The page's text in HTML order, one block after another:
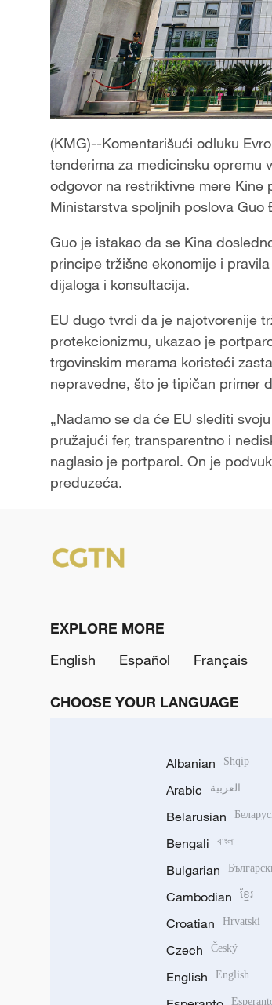
(KMG)--Komentarišući odluku
tenderima za medicinsku opremu
odgovor na restriktivne mere Kine
Ministarstva spoljnih poslova
Guo je istakao da se Kina
principe tržišne ekonomije i
dijaloga i konsultacija.
EU dugo tvrdi da je najotvorenije
protekcionizmu, ukazao je
trgovinskim merama koristeći
nepravedne, što je tipičan primer
„Nadamo se da će EU slediti
pružajući fer, transparentno i
naglasio je portparol. On je
preduzeća.
EXPLORE MORE
English
Español Français
CHOOSE YOUR LANGUAGE
Albanian Shqip
Arabic العربية
Belarusian
Bengali বাংলা
Bulgarian
Cambodian ខ្មែរ
Croatian Hrvatski
Czech Český
English English